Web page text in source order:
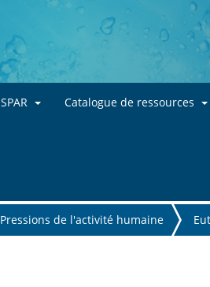
Skip to main content
Catalogue de ressources
Pressions de l'activité humaine